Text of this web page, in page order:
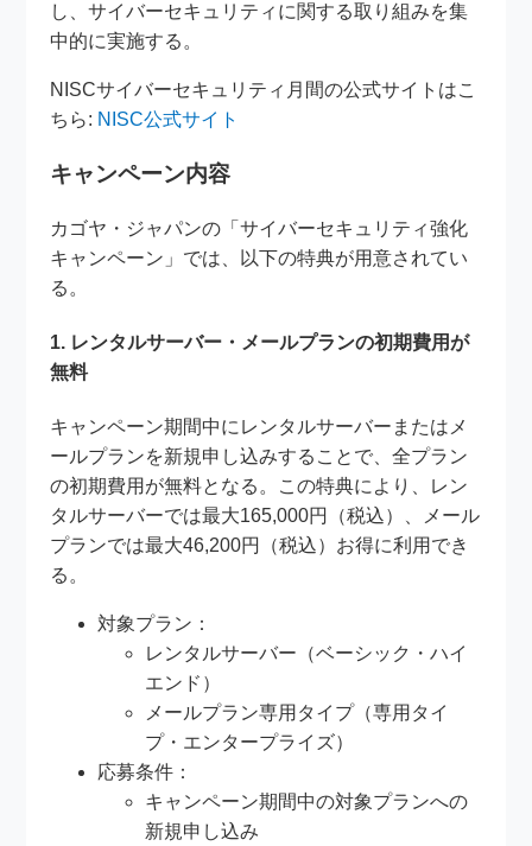
し、サイバーセキュリティに関する取り組みを集
中的に実施する。
NISCサイバーセキュリティ月間の公式サイトはこ
ちら: NISC公式サイト
キャンペーン内容
カゴヤ・ジャパンの「サイバーセキュリティ強化
キャンペーン」では、以下の特典が用意されてい
る。
1. レンタルサーバー・メールプランの初期費用が
無料
キャンペーン期間中にレンタルサーバーまたはメ
ールプランを新規申し込みすることで、全プラン
の初期費用が無料となる。この特典により、レン
タルサーバーでは最大165,000円（税込）、メール
プランでは最大46,200円（税込）お得に利用でき
る。
対象プラン：
レンタルサーバー（ベーシック・ハイ
エンド）
メールプラン専用タイプ（専用タイ
プ・エンタープライズ）
応募条件：
キャンペーン期間中の対象プランへの
新規申し込み